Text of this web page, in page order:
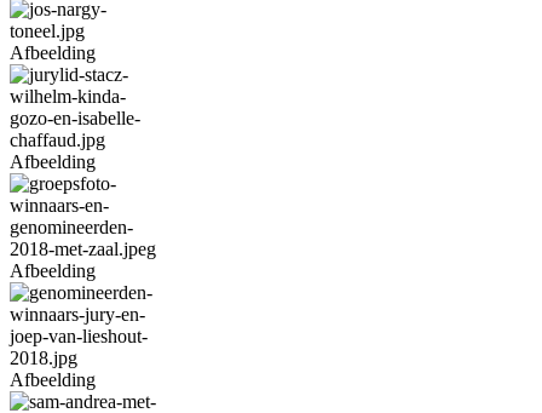
Afbeelding
Afbeelding
Afbeelding
Afbeelding